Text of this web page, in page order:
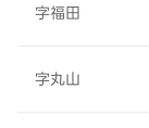
字福田
字丸山